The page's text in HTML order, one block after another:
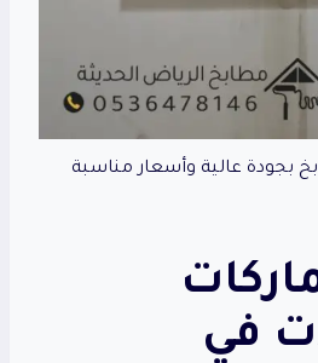
بجودة عالية وأسعار مناسبة
في